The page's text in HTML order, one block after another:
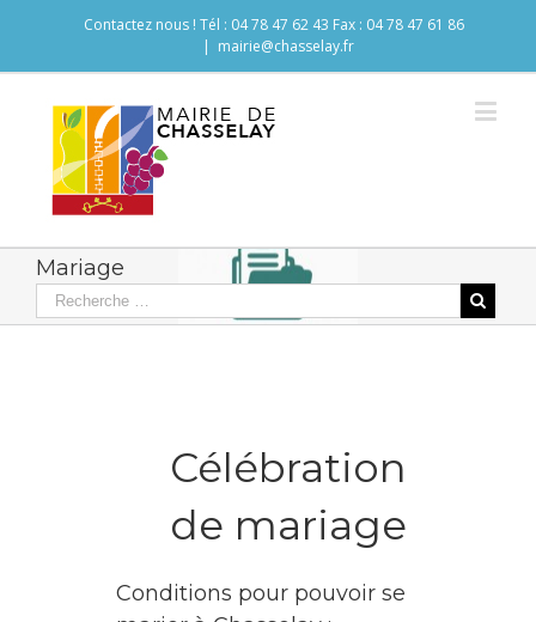
Contactez nous ! Tél : 04 78 47 62 43 Fax : 04 78 47 61 86
| mairie@chasselay.fr
Mariage
Célébration
de mariage
Conditions pour pouvoir se